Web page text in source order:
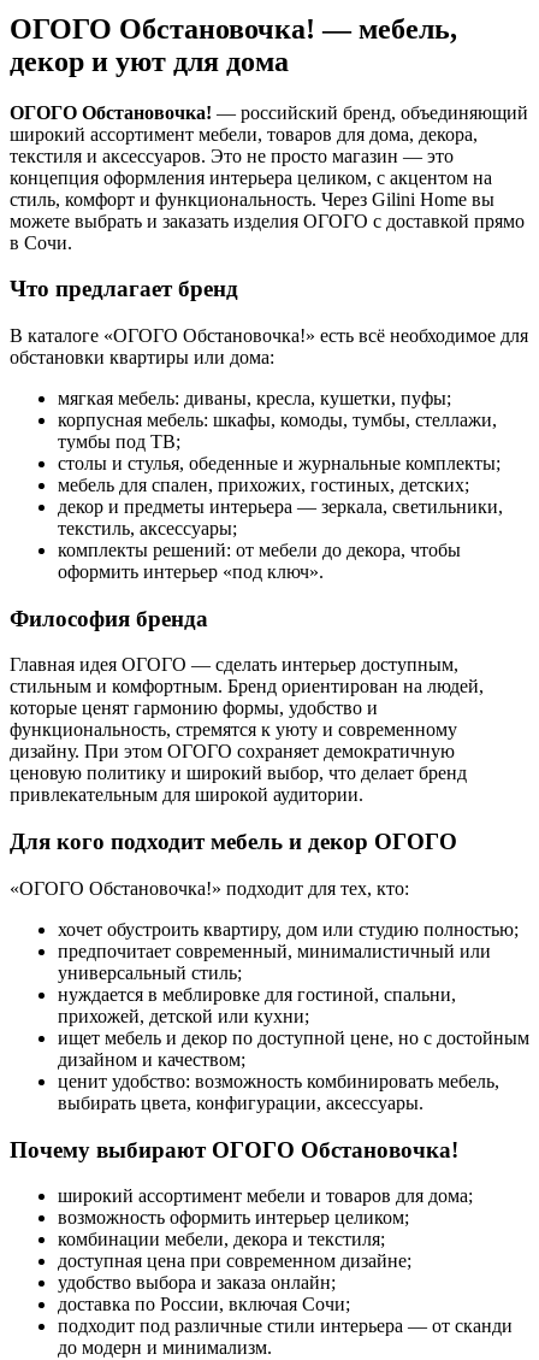
ОГОГО Обстановочка! — мебель,
декор и уют для дома
ОГОГО Обстановочка! — российский бренд, объединяющий
широкий ассортимент мебели, товаров для дома, декора,
текстиля и аксессуаров. Это не просто магазин — это
концепция оформления интерьера целиком, с акцентом на
стиль, комфорт и функциональность. Через Gilini Home вы
можете выбрать и заказать изделия ОГОГО с доставкой прямо
в Сочи.
Что предлагает бренд
В каталоге «ОГОГО Обстановочка!» есть всё необходимое для
обстановки квартиры или дома:
мягкая мебель: диваны, кресла, кушетки, пуфы;
корпусная мебель: шкафы, комоды, тумбы, стеллажи,
тумбы под ТВ;
столы и стулья, обеденные и журнальные комплекты;
мебель для спален, прихожих, гостиных, детских;
декор и предметы интерьера — зеркала, светильники,
текстиль, аксессуары;
комплекты решений: от мебели до декора, чтобы
оформить интерьер «под ключ».
Философия бренда
Главная идея ОГОГО — сделать интерьер доступным,
стильным и комфортным. Бренд ориентирован на людей,
которые ценят гармонию формы, удобство и
функциональность, стремятся к уюту и современному
дизайну. При этом ОГОГО сохраняет демократичную
ценовую политику и широкий выбор, что делает бренд
привлекательным для широкой аудитории.
Для кого подходит мебель и декор ОГОГО
«ОГОГО Обстановочка!» подходит для тех, кто:
хочет обустроить квартиру, дом или студию полностью;
предпочитает современный, минималистичный или
универсальный стиль;
нуждается в меблировке для гостиной, спальни,
прихожей, детской или кухни;
ищет мебель и декор по доступной цене, но с достойным
дизайном и качеством;
ценит удобство: возможность комбинировать мебель,
выбирать цвета, конфигурации, аксессуары.
Почему выбирают ОГОГО Обстановочка!
широкий ассортимент мебели и товаров для дома;
возможность оформить интерьер целиком;
комбинации мебели, декора и текстиля;
доступная цена при современном дизайне;
удобство выбора и заказа онлайн;
доставка по России, включая Сочи;
подходит под различные стили интерьера — от сканди
до модерн и минимализм.